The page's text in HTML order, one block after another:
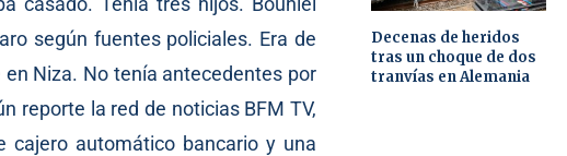
según fuentes policiales. Era de
Niza. No tenía antecedentes por
reporte la red de noticias BFM TV,
cajero automático bancario y una
Decenas de heridos
tras un choque de dos
tranvías en Alemania